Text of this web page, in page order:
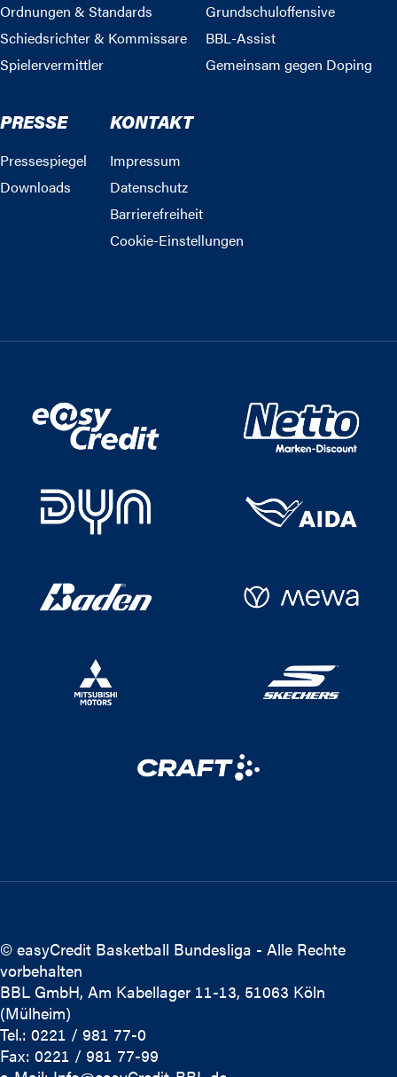
Ordnungen & Standards
Schiedsrichter & Kommissare
Spielervermittler
Grundschuloffensive
BBL-Assist
Gemeinsam gegen Doping
PRESSE
Pressespiegel
Downloads
KONTAKT
Impressum
Datenschutz
Barrierefreiheit
Cookie-Einstellungen
© easyCredit Basketball Bundesliga - Alle Rechte
vorbehalten
BBL GmbH, Am Kabellager 11-13, 51063 Köln
(Mülheim)
Tel.: 0221 / 981 77-0
Fax: 0221 / 981 77-99